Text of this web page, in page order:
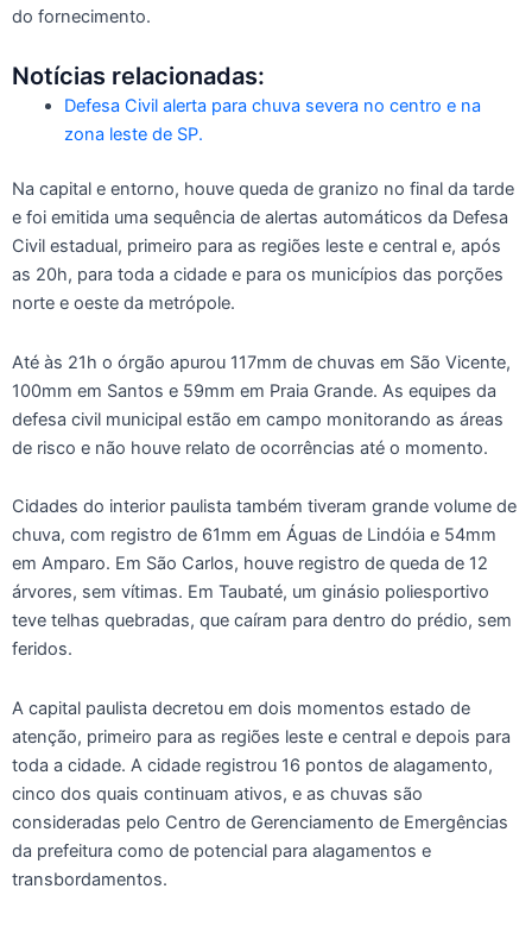
do fornecimento.
Notícias relacionadas:
Defesa Civil alerta para chuva severa no centro e na
zona leste de SP.
Na capital e entorno, houve queda de granizo no final da tarde
e foi emitida uma sequência de alertas automáticos da Defesa
Civil estadual, primeiro para as regiões leste e central e, após
as 20h, para toda a cidade e para os municípios das porções
norte e oeste da metrópole.
Até às 21h o órgão apurou 117mm de chuvas em São Vicente,
100mm em Santos e 59mm em Praia Grande. As equipes da
defesa civil municipal estão em campo monitorando as áreas
de risco e não houve relato de ocorrências até o momento.
Cidades do interior paulista também tiveram grande volume de
chuva, com registro de 61mm em Águas de Lindóia e 54mm
em Amparo. Em São Carlos, houve registro de queda de 12
árvores, sem vítimas. Em Taubaté, um ginásio poliesportivo
teve telhas quebradas, que caíram para dentro do prédio, sem
feridos.
A capital paulista decretou em dois momentos estado de
atenção, primeiro para as regiões leste e central e depois para
toda a cidade. A cidade registrou 16 pontos de alagamento,
cinco dos quais continuam ativos, e as chuvas são
consideradas pelo Centro de Gerenciamento de Emergências
da prefeitura como de potencial para alagamentos e
transbordamentos.